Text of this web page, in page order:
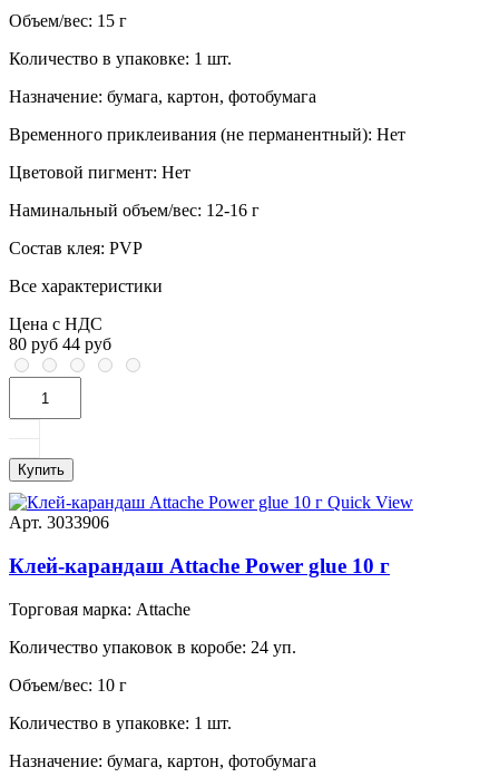
Объем/вес: 15 г
Количество в упаковке: 1 шт.
Назначение: бумага, картон, фотобумага
Временного приклеивания (не перманентный): Нет
Цветовой пигмент: Нет
Наминальный объем/вес: 12-16 г
Состав клея: PVP
Все характеристики
Цена с НДС
80 руб 44 руб
Купить
Quick View
Арт. 3033906
Клей-карандаш Attache Power glue 10 г
Торговая марка: Attache
Количество упаковок в коробе: 24 уп.
Объем/вес: 10 г
Количество в упаковке: 1 шт.
Назначение: бумага, картон, фотобумага